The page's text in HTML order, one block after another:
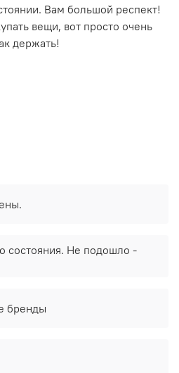
Вам большой респект!
вещи, вот просто очень
держать!
состояния. Не подошло -
бренды